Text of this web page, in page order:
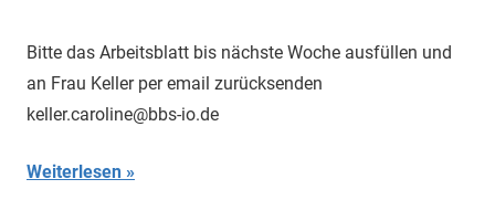
Bitte das Arbeitsblatt bis nächste Woche ausfüllen und
an Frau Keller per email zurücksenden
keller.caroline@bbs-io.de
Weiterlesen